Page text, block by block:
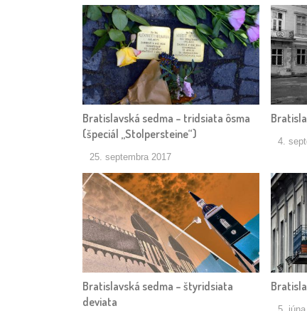
Bratislavská sedma – tridsiata ôsma
(špeciál „Stolpersteine“)
25. septembra 2017
4.
Bratislavská sedma – štyridsiata
deviata